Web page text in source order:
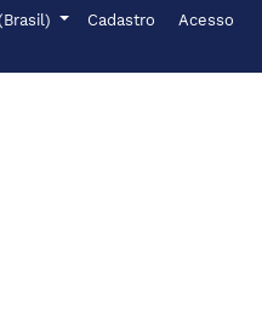
principal
de Cadastro Acesso